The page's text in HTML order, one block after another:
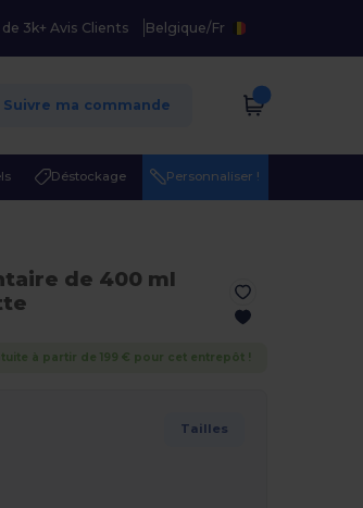
de 3k+ Avis Clients Belgique/Fr
Suivre ma commande
Déstockage Personnaliser !
de 400 ml
à partir de 199 € pour cet entrepôt !
Tailles